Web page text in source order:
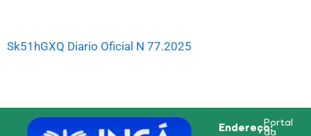
Sk51hGXQ Diario Oficial N 77.2025
Endereço:
Portal
da